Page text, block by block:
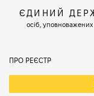
ЄДИНИЙ
осіб,
ПРО РЕЄСТР